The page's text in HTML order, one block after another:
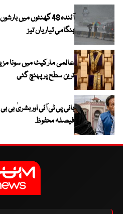
آئندہ 48 گھنٹوں میں
ہنگامی تیاریاں تیز
ترین سطح پر پہنچ گئی
بانی پی ٹی آئی اور بشریٰ
فیصلہ محفوظ